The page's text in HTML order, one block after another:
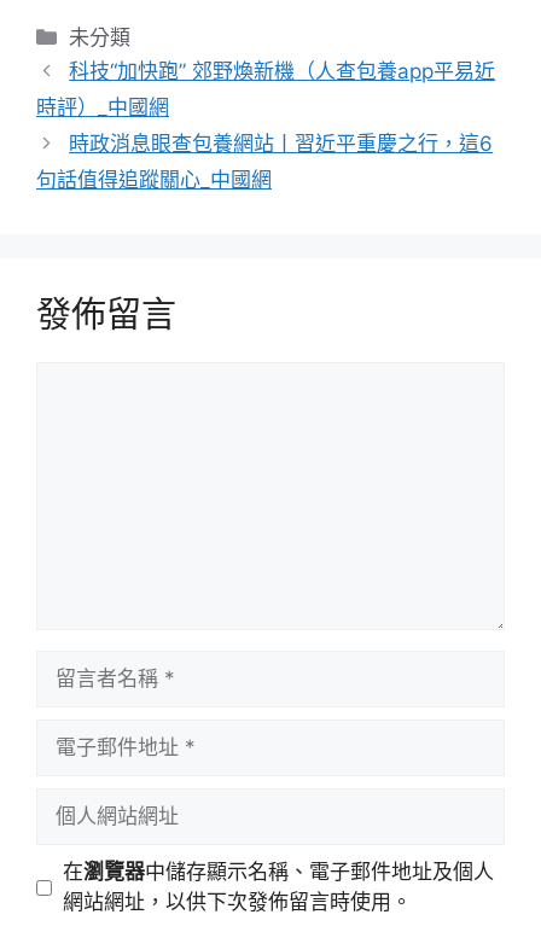
分
類
未分類
科技“加快跑” 郊野煥新機（人查包養app平易近
時評）_中國網
時政消息眼查包養網站丨習近平重慶之行，這6
句話值得追蹤關心_中國網
發佈留言
址
站
在瀏覽器中儲存顯示名稱、電子郵件地址及個人
網站網址，以供下次發佈留言時使用。